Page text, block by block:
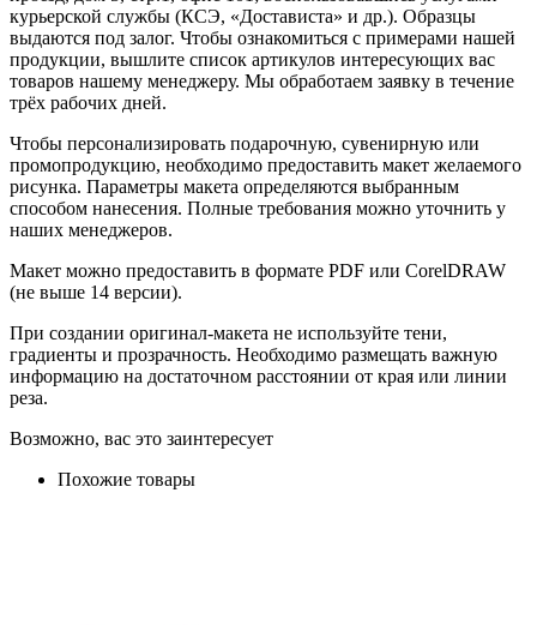
курьерской службы (КСЭ, «Достависта» и др.). Образцы
выдаются под залог. Чтобы ознакомиться с примерами нашей
продукции, вышлите список артикулов интересующих вас
товаров нашему менеджеру. Мы обработаем заявку в течение
трёх рабочих дней.
Чтобы персонализировать подарочную, сувенирную или
промопродукцию, необходимо предоставить макет желаемого
рисунка. Параметры макета определяются выбранным
способом нанесения. Полные требования можно уточнить у
наших менеджеров.
Макет можно предоставить в формате PDF или CorelDRAW
(не выше 14 версии).
При создании оригинал-макета не используйте тени,
градиенты и прозрачность. Необходимо размещать важную
информацию на достаточном расстоянии от края или линии
реза.
Возможно, вас это заинтересует
Похожие товары